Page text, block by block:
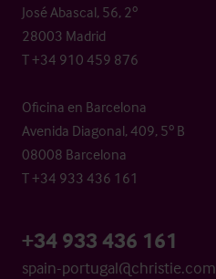
José Abascal, 56, 2º
28003 Madrid
T +34 910 459 876
Oficina en Barcelona
Avenida Diagonal, 409, 5º B
08008 Barcelona
T +34 933 436 161
+34 933 436 161
spain-portugal@christie.com